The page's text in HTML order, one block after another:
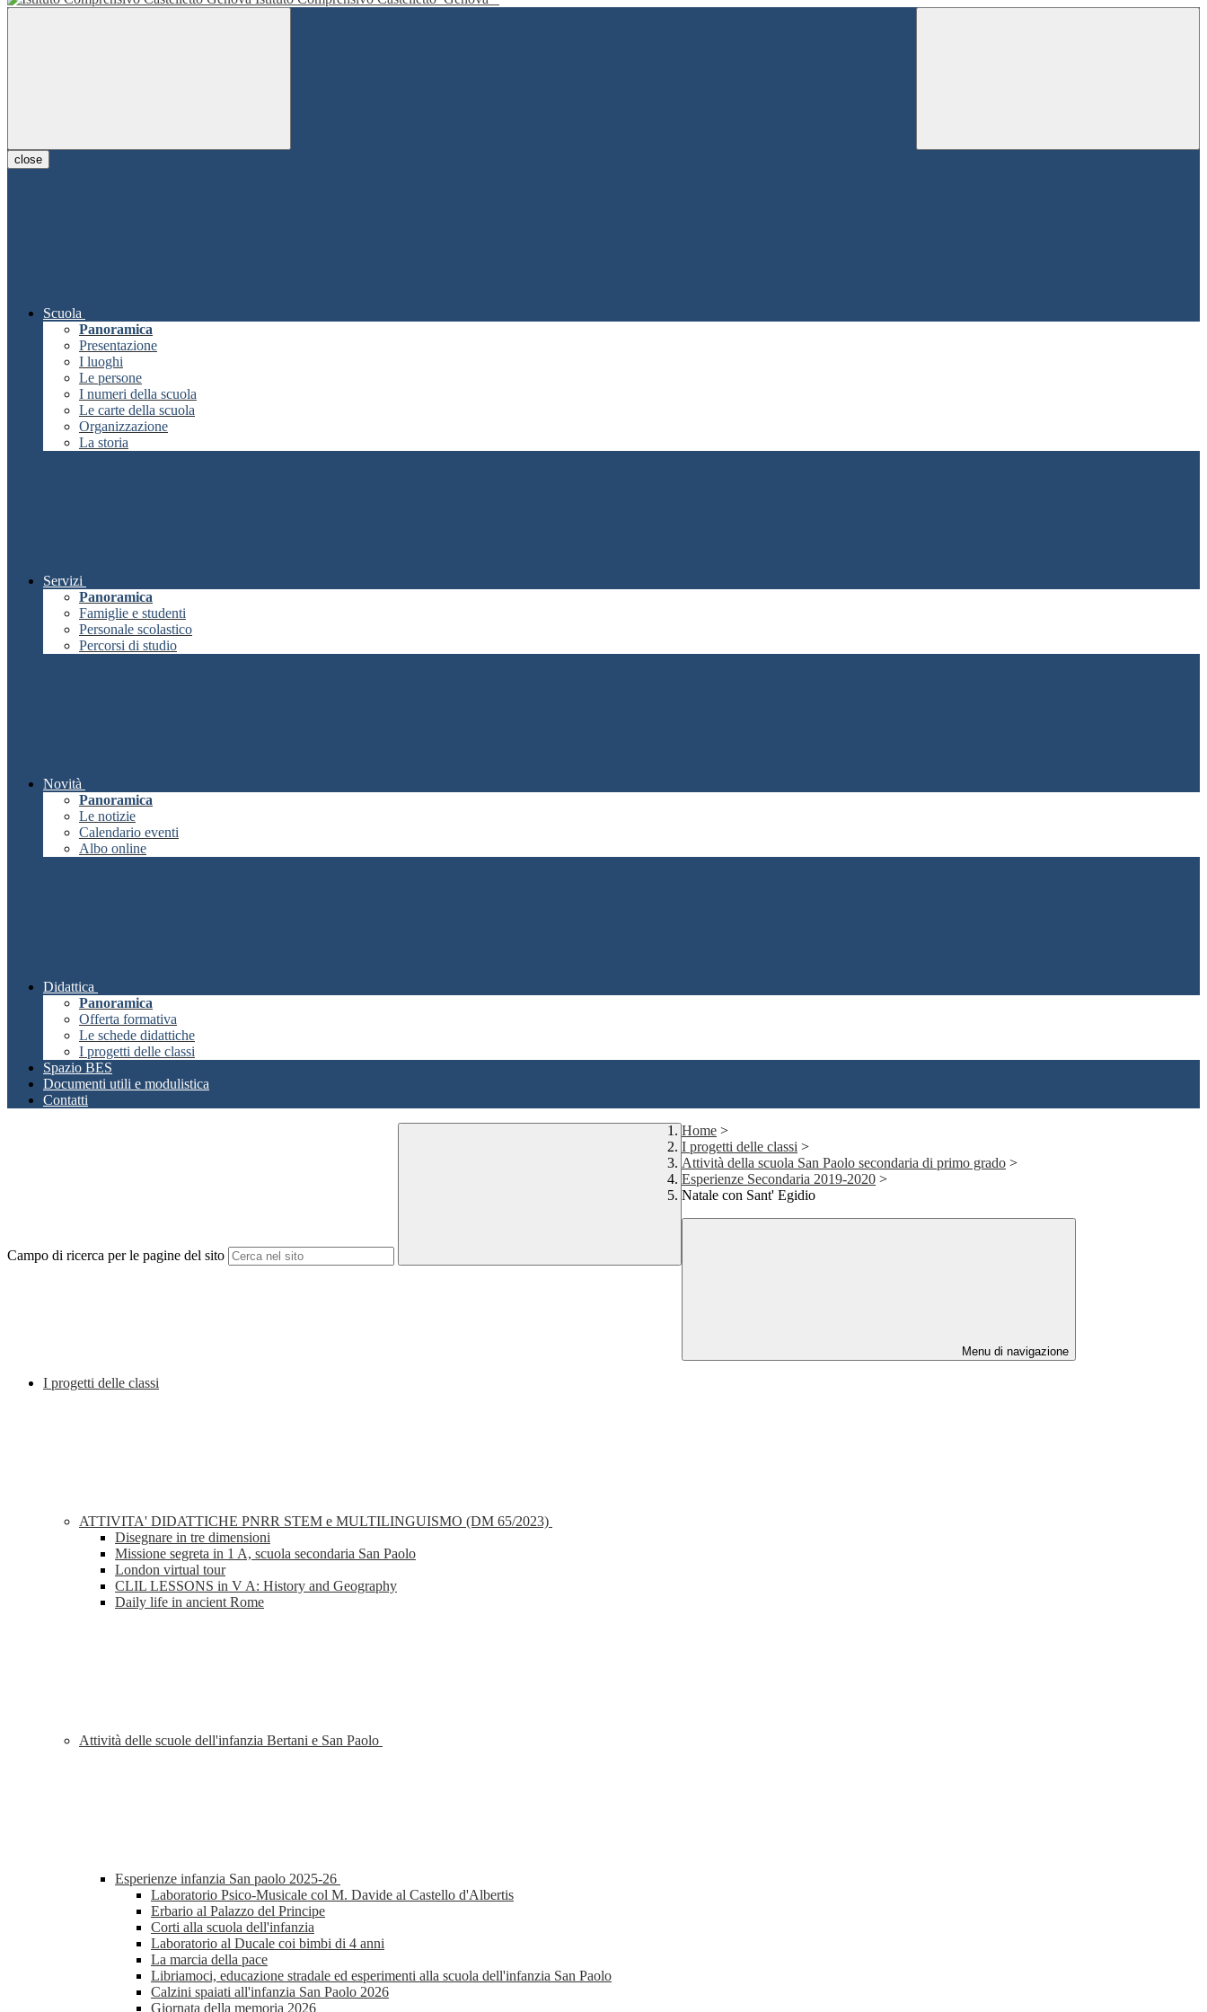
close
Scuola
Panoramica
Presentazione
I luoghi
Le persone
I numeri della scuola
Le carte della scuola
Organizzazione
La storia
Servizi
Panoramica
Famiglie e studenti
Personale scolastico
Percorsi di studio
Novità
Panoramica
Le notizie
Calendario eventi
Albo online
Didattica
Panoramica
Offerta formativa
Le schede didattiche
I progetti delle classi
Spazio BES
Documenti utili e modulistica
Contatti
Campo di ricerca per le pagine del sito
Home >
I progetti delle classi >
Attività della scuola San Paolo secondaria di primo grado >
Esperienze Secondaria 2019-2020 >
Natale con Sant' Egidio
Menu di navigazione
I progetti delle classi
ATTIVITA' DIDATTICHE PNRR STEM e MULTILINGUISMO (DM 65/2023)
Disegnare in tre dimensioni
Missione segreta in 1 A, scuola secondaria San Paolo
London virtual tour
CLIL LESSONS in V A: History and Geography
Daily life in ancient Rome
Attività delle scuole dell'infanzia Bertani e San Paolo
Esperienze infanzia San paolo 2025-26
Laboratorio Psico-Musicale col M. Davide al Castello d'Albertis
Erbario al Palazzo del Principe
Corti alla scuola dell'infanzia
Laboratorio al Ducale coi bimbi di 4 anni
La marcia della pace
Libriamoci, educazione stradale ed esperimenti alla scuola dell'infanzia San Paolo
Calzini spaiati all'infanzia San Paolo 2026
Giornata della memoria 2026